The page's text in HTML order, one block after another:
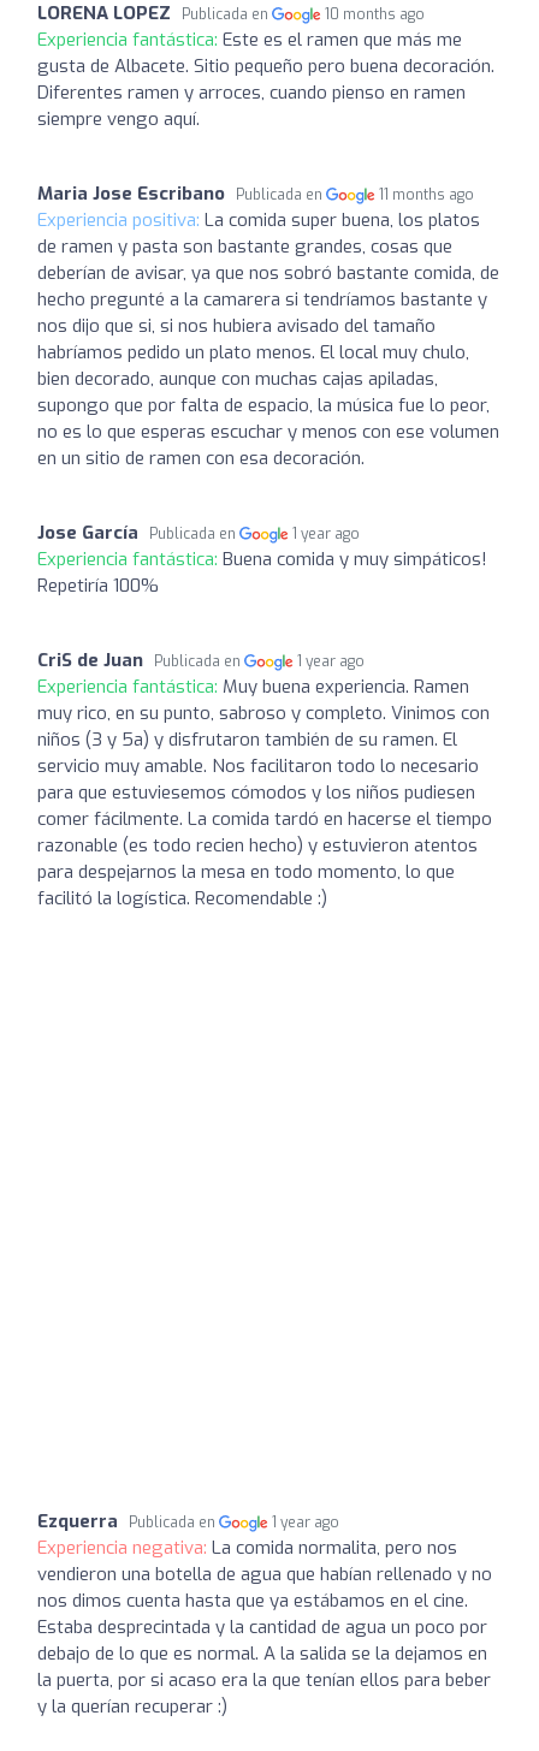
LORENA LOPEZ Publicada en 10 months ago
Experiencia fantástica: Este es el ramen que más me
gusta de Albacete. Sitio pequeño pero buena decoración.
Diferentes ramen y arroces, cuando pienso en ramen
siempre vengo aquí.
Maria Jose Escribano Publicada en 11 months ago
Experiencia positiva: La comida super buena, los platos
de ramen y pasta son bastante grandes, cosas que
deberían de avisar, ya que nos sobró bastante comida, de
hecho pregunté a la camarera si tendríamos bastante y
nos dijo que si, si nos hubiera avisado del tamaño
habríamos pedido un plato menos. El local muy chulo,
bien decorado, aunque con muchas cajas apiladas,
supongo que por falta de espacio, la música fue lo peor,
no es lo que esperas escuchar y menos con ese volumen
en un sitio de ramen con esa decoración.
Jose García Publicada en 1 year ago
Experiencia fantástica: Buena comida y muy simpáticos!
Repetiría 100%
CriS de Juan Publicada en 1 year ago
Experiencia fantástica: Muy buena experiencia. Ramen
muy rico, en su punto, sabroso y completo. Vinimos con
niños (3 y 5a) y disfrutaron también de su ramen. El
servicio muy amable. Nos facilitaron todo lo necesario
para que estuviesemos cómodos y los niños pudiesen
comer fácilmente. La comida tardó en hacerse el tiempo
razonable (es todo recien hecho) y estuvieron atentos
para despejarnos la mesa en todo momento, lo que
facilitó la logística. Recomendable :)
Ezquerra Publicada en 1 year ago
Experiencia negativa: La comida normalita, pero nos
vendieron una botella de agua que habían rellenado y no
nos dimos cuenta hasta que ya estábamos en el cine.
Estaba desprecintada y la cantidad de agua un poco por
debajo de lo que es normal. A la salida se la dejamos en
la puerta, por si acaso era la que tenían ellos para beber
y la querían recuperar :)